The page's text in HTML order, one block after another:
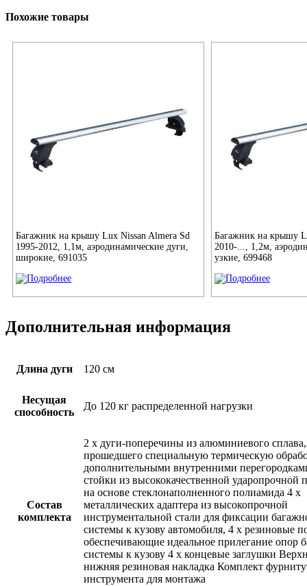
Похожие товары
Багажник на крышу Lux Nissan Almera Sd
1995-2012, 1,1м, аэродинамические дуги,
широкие, 691035
Багажник на крышу
2010-..., 1,2м,
узкие, 699468
Дополнительная информация
Длина дуги 120 см
Несущая
способность
До 120 кг распределенной нагрузки
Состав
комплекта
2 х дуги-поперечины из алюминиевого сплава,
прошедшего специальную термическую
дополнительными внутренними
стойки из высококачественной ударопрочной
на основе стеклонаполненного полиамида 4 х
металлических адаптера из высокопрочной
инструментальной стали для фиксации
системы к кузову автомобиля, 4 х резиновые
обеспечивающие идеальное прилегание опор
системы к кузову 4 х концевые заглушки
нижняя резиновая накладка Комплект
инструмента для монтажа